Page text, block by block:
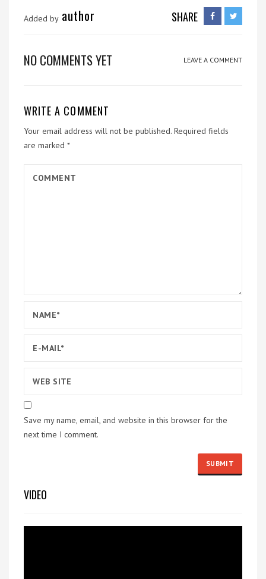
Added by author SHARE
NO COMMENTS YET LEAVE A COMMENT
WRITE A COMMENT
Your email address will not be published. Required fields
are marked *
Save my name, email, and website in this browser for the
next time I comment.
VIDEO